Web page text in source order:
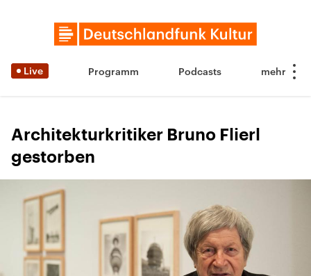
Live Programm Podcasts
Architekturkritiker Bruno Flierl
gestorben